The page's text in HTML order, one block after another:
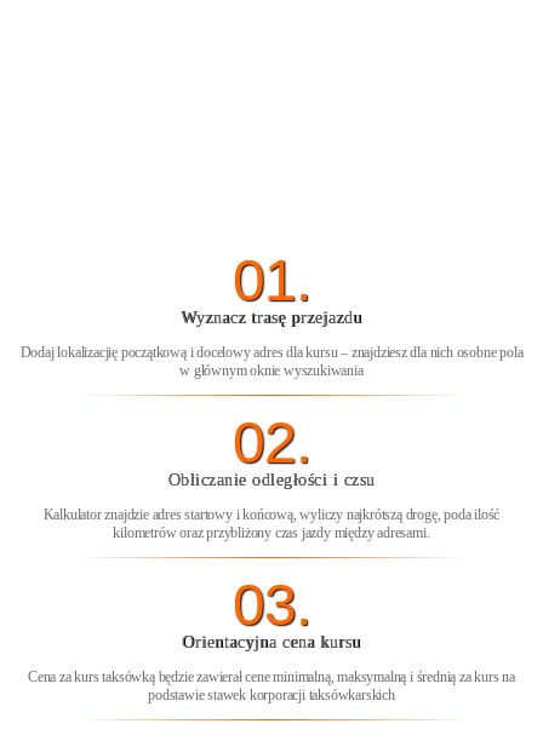
01.
Wyznacz trasę przejazdu
Dodaj lokalizacjię początkową i docelowy adres dla kursu – znajdziesz dla nich osobne pola
w głównym oknie wyszukiwania
02.
Obliczanie odległości i czsu
Kalkulator znajdzie adres startowy i końcową, wyliczy najkrótszą drogę, poda ilość
kilometrów oraz przybliżony czas jazdy między adresami.
03.
Orientacyjna cena kursu
Cena za kurs taksówką będzie zawierał cene minimalną, maksymalną i średnią za kurs na
podstawie stawek korporacji taksówkarskich